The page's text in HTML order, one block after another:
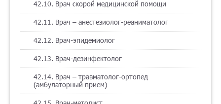
42.10. Врач скорой медицинской помощи
42.11. Врач – анестезиолог-реаниматолог
42.12. Врач-эпидемиолог
42.13. Врач-дезинфектолог
42.14. Врач – травматолог-ортопед
(амбулаторный прием)